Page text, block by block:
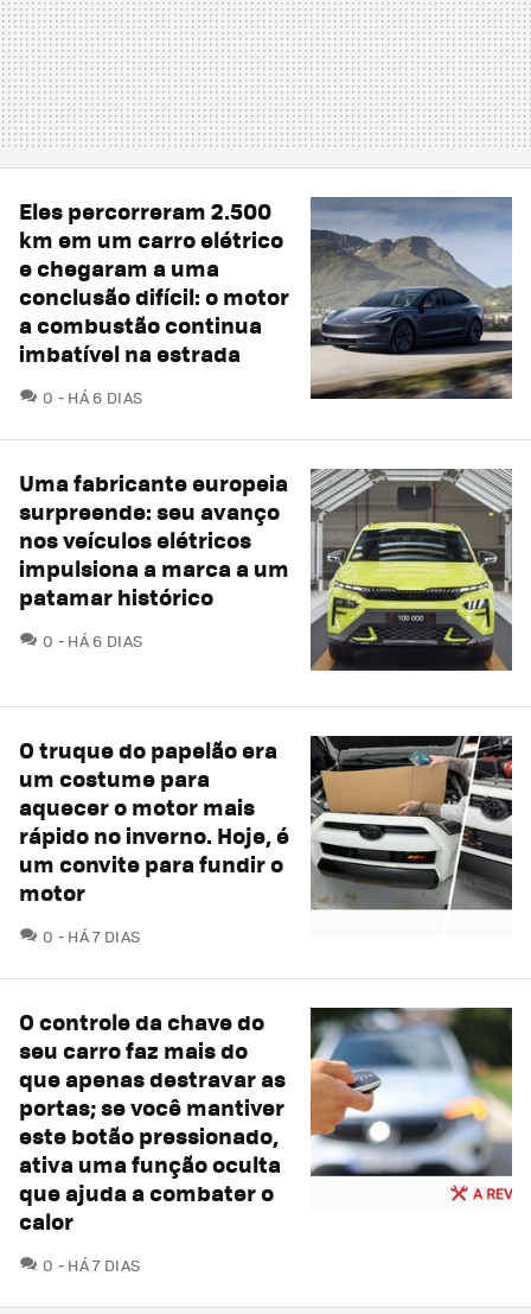
Eles percorreram 2.500
km em um carro elétrico
e chegaram a uma
conclusão difícil: o motor
a combustão continua
imbatível na estrada
0 COMENTÁRIOS
HÁ 6 DIAS
Uma fabricante europeia
surpreende: seu avanço
nos veículos elétricos
impulsiona a marca a um
patamar histórico
0 COMENTÁRIOS
HÁ 6 DIAS
O truque do papelão era
um costume para
aquecer o motor mais
rápido no inverno. Hoje, é
um convite para fundir o
motor
0 COMENTÁRIOS
HÁ 7 DIAS
O controle da chave do
seu carro faz mais do
que apenas destravar as
portas; se você mantiver
este botão pressionado,
ativa uma função oculta
que ajuda a combater o
calor
0 COMENTÁRIOS
HÁ 7 DIAS